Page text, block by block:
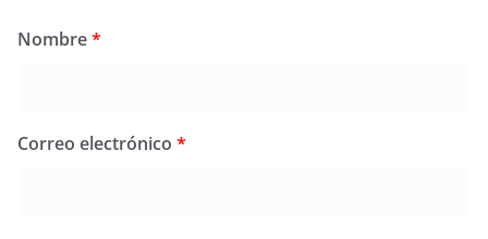
Nombre*
Correo electrónico *